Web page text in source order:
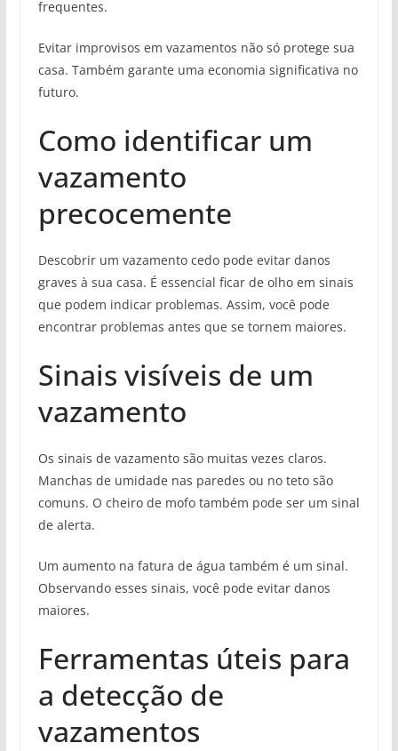
frequentes.
Evitar improvisos em vazamentos não só protege sua
casa. Também garante uma economia significativa no
futuro.
Como identificar um
vazamento
precocemente
Descobrir um vazamento cedo pode evitar danos
graves à sua casa. É essencial ficar de olho em sinais
que podem indicar problemas. Assim, você pode
encontrar problemas antes que se tornem maiores.
Sinais visíveis de um
vazamento
Os sinais de vazamento são muitas vezes claros.
Manchas de umidade nas paredes ou no teto são
comuns. O cheiro de mofo também pode ser um sinal
de alerta.
Um aumento na fatura de água também é um sinal.
Observando esses sinais, você pode evitar danos
maiores.
Ferramentas úteis para
a detecção de
vazamentos